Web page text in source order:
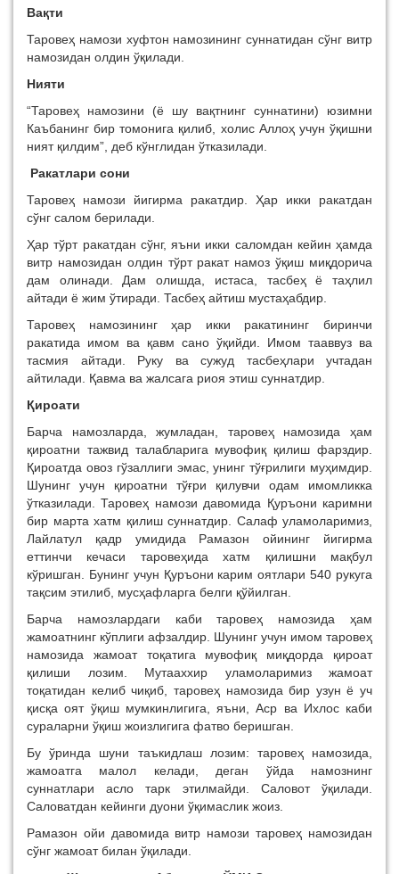
Вақти
Таровеҳ намози хуфтон намозининг суннатидан сўнг витр
намозидан олдин ўқилади.
Нияти
“Таровеҳ намозини (ё шу вақтнинг суннатини) юзимни
Каъбанинг бир томонига қилиб, холис Аллоҳ учун ўқишни
ният қилдим”, деб кўнглидан ўтказилади.
Ракатлари сони
Таровеҳ намози йигирма ракатдир. Ҳар икки ракатдан
сўнг салом берилади.
Ҳар тўрт ракатдан сўнг, яъни икки саломдан кейин ҳамда
витр намозидан олдин тўрт ракат намоз ўқиш миқдорича
дам олинади. Дам олишда, истаса, тасбеҳ ё таҳлил
айтади ё жим ўтиради. Тасбеҳ айтиш мустаҳабдир.
Таровеҳ намозининг ҳар икки ракатининг биринчи
ракатида имом ва қавм сано ўқийди. Имом тааввуз ва
тасмия айтади. Руку ва сужуд тасбеҳлари учтадан
айтилади. Қавма ва жалсага риоя этиш суннатдир.
Қироати
Барча намозларда, жумладан, таровеҳ намозида ҳам
қироатни тажвид талабларига мувофиқ қилиш фарздир.
Қироатда овоз гўзаллиги эмас, унинг тўғрилиги муҳимдир.
Шунинг учун қироатни тўғри қилувчи одам имомликка
ўтказилади. Таровеҳ намози давомида Қуръони каримни
бир марта хатм қилиш суннатдир. Салаф уламоларимиз,
Лайлатул қадр умидида Рамазон ойининг йигирма
еттинчи кечаси таровеҳида хатм қилишни мақбул
кўришган. Бунинг учун Қуръони карим оятлари 540 рукуга
тақсим этилиб, мусҳафларга белги қўйилган.
Барча намозлардаги каби таровеҳ намозида ҳам
жамоатнинг кўплиги афзалдир. Шунинг учун имом таровеҳ
намозида жамоат тоқатига мувофиқ миқдорда қироат
қилиши лозим. Мутааххир уламоларимиз жамоат
тоқатидан келиб чиқиб, таровеҳ намозида бир узун ё уч
қисқа оят ўқиш мумкинлигига, яъни, Аср ва Ихлос каби
сураларни ўқиш жоизлигига фатво беришган.
Бу ўринда шуни таъкидлаш лозим: таровеҳ намозида,
жамоатга малол келади, деган ўйда намознинг
суннатлари асло тарк этилмайди. Саловот ўқилади.
Саловатдан кейинги дуони ўқимаслик жоиз.
Рамазон ойи давомида витр намози таровеҳ намозидан
сўнг жамоат билан ўқилади.